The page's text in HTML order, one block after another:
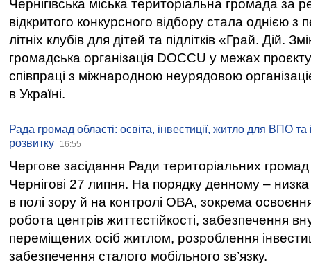
Чернігівська міська територіальна громада за
відкритого конкурсного відбору стала однією
літніх клубів для дітей та підлітків «Грай. Дій.
громадська організація DOCCU у межах
співпраці з міжнародною неурядовою
в Україні.
Рада громад області: освіта, інвестиції, житло для ВПО
розвитку
16:55
Чергове засідання Ради територіальних громад
Чернігові 27 липня. На порядку денному –
в полі зору й на контролі ОВА, зокрема освоєння
робота центрів життєстійкості, забезпечення
переміщених осіб житлом, розроблення
забезпечення сталого мобільного зв’язку.